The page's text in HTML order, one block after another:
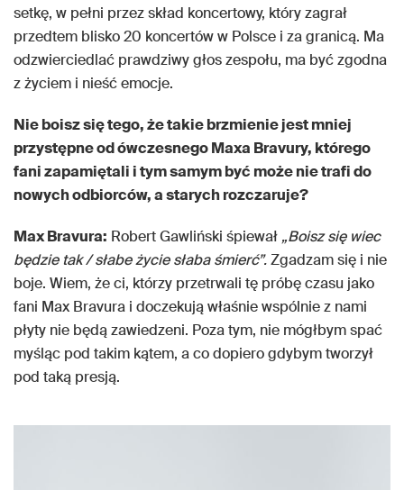
setkę, w pełni przez skład koncertowy, który zagrał
przedtem blisko 20 koncertów w Polsce i za granicą. Ma
odzwierciedlać prawdziwy głos zespołu, ma być zgodna
z życiem i nieść emocje.
Nie boisz się tego, że takie brzmienie jest mniej
przystępne odówczesnego Maxa Bravury, którego
fani zapamiętali i tym samym być może nie trafi do
nowych odbiorców, a starych rozczaruje?
Max Bravura: Robert Gawliński śpiewał „Boisz się wiec
będzie tak / słabe życie słaba śmierć”.Zgadzam się i nie
boje. Wiem, że ci, którzy przetrwali tę próbę czasu jako
fani Max Bravura i doczekują właśnie wspólnie z nami
płyty nie będą zawiedzeni. Poza tym, nie mógłbym spać
myśląc pod takim kątem, a co dopiero gdybym tworzył
pod taką presją.